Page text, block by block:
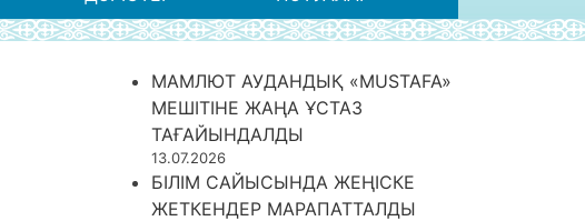
МАМЛЮТ АУДАНДЫҚ «MUSTAFA»
МЕШІТІНЕ ЖАҢА ҰСТАЗ
ТАҒАЙЫНДАЛДЫ
13.07.2026
БІЛІМ САЙЫСЫНДА ЖЕҢІСКЕ
ЖЕТКЕНДЕР МАРАПАТТАЛДЫ